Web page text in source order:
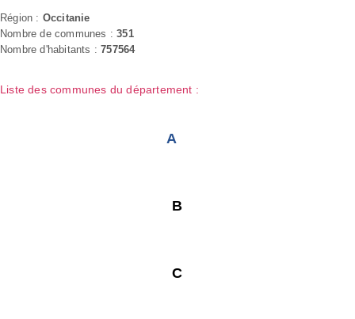
Région : Occitanie
Nombre de communes :351
Nombre d'habitants :757564
Liste des communes du département :
A
B
C